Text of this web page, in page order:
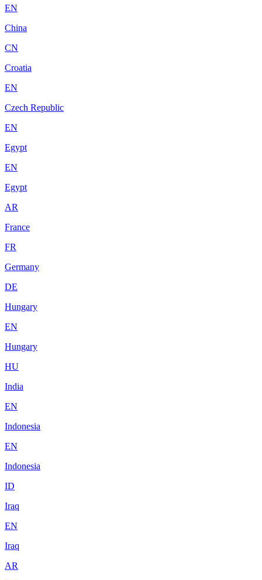
EN
China
CN
Croatia
EN
Czech Republic
EN
Egypt
EN
Egypt
AR
France
FR
Germany
DE
Hungary
EN
Hungary
HU
India
EN
Indonesia
EN
Indonesia
ID
Iraq
EN
Iraq
AR